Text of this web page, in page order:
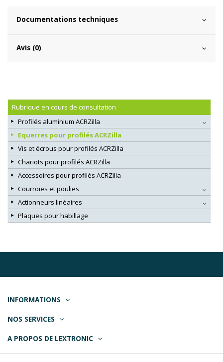
Documentations techniques
Avis (0)
Rubrique en cours de consultation
Profilés aluminium ACRZilla
Equerres pour profilés ACRZilla
Vis et écrous pour profilés ACRZilla
Chariots pour profilés ACRZilla
Accessoires pour profilés ACRZilla
Courroies et poulies
Actionneurs linéaires
Plaques pour habillage
INFORMATIONS
NOS SERVICES
A PROPOS DE LEXTRONIC